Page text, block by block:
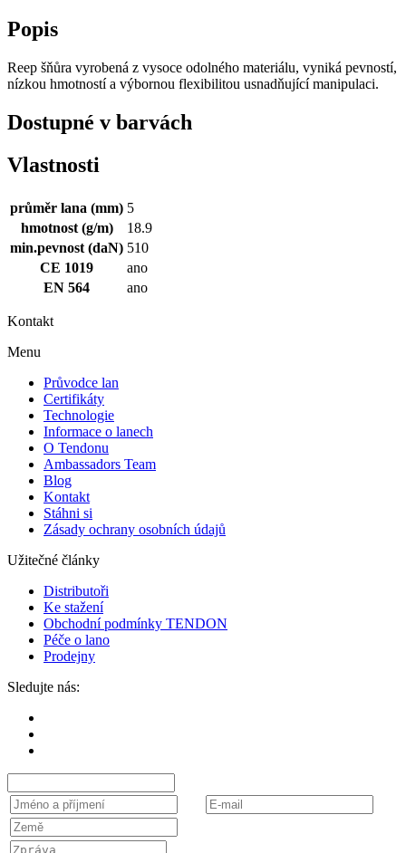
Popis
Reep šňůra vyrobená z vysoce odolného materiálu, vyniká pevností,
nízkou hmotností a výbornou flexibilitou usnadňující manipulaci.
Dostupné v barvách
Vlastnosti
průměr lana (mm) 5
hmotnost (g/m)
18.9
min.pevnost (daN) 510
CE 1019
ano
EN 564
ano
Kontakt
Menu
Průvodce lan
Certifikáty
Technologie
Informace o lanech
O Tendonu
Ambassadors Team
Blog
Kontakt
Stáhni si
Zásady ochrany osobních údajů
Užitečné články
Distributoři
Ke stažení
Obchodní podmínky TENDON
Péče o lano
Prodejny
Sledujte nás: